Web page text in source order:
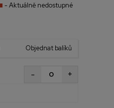
- Aktuálně nedostupné
Objednat balíků
+
-